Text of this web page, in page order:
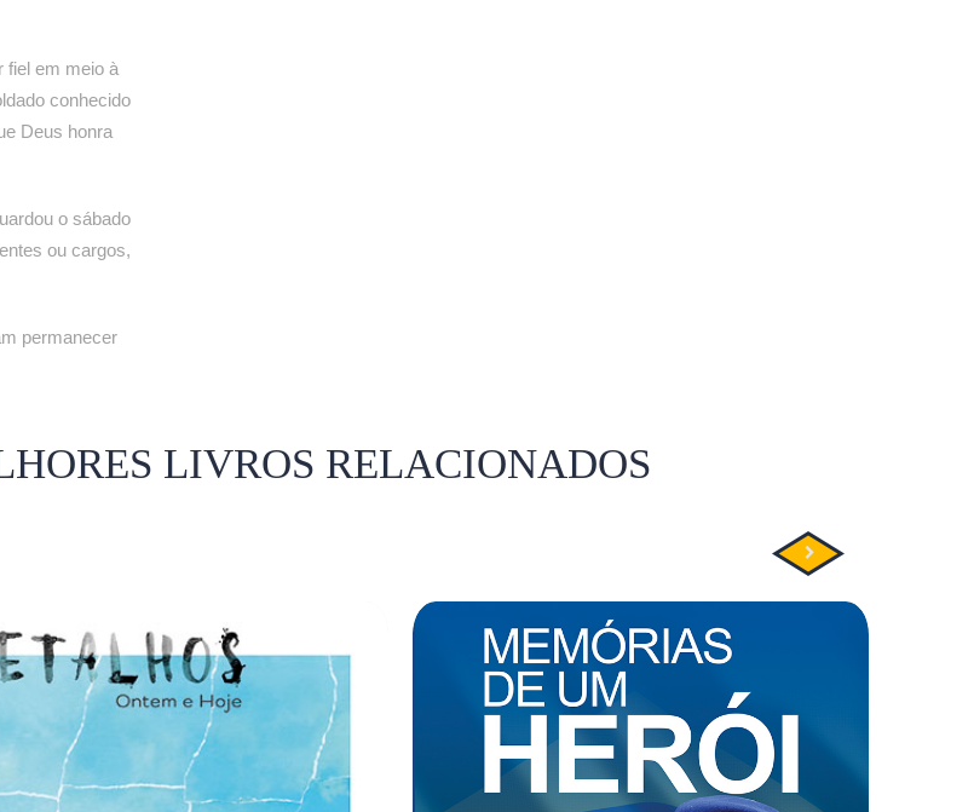
fiel em meio à
conhecido
Deus honra
o sábado
ou cargos,
permanecer
LIVROS RELACIONADOS